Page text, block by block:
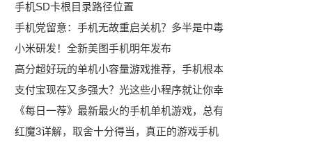
手机SD卡根目录路径位置
手机党留意：手机无故重启关机？多半是中毒
小米研发！全新美图手机明年发布
高分超好玩的单机小容量游戏推荐，手机根本
支付宝现在又多强大？光这些小程序就让你幸
《每日一荐》最新最火的手机单机游戏，总有
红魔3详解，取舍十分得当，真正的游戏手机